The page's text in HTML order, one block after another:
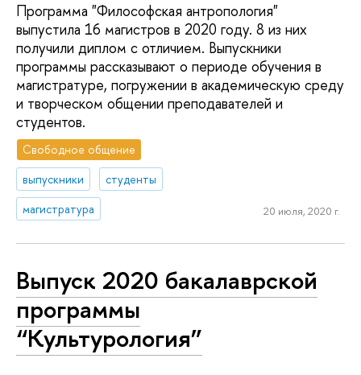
Программа "Философская антропология"
выпустила 16 магистров в 2020 году. 8 из них
получили диплом с отличием. Выпускники
программы рассказывают о периоде обучения в
магистратуре, погружении в академическую среду
и творческом общении преподавателей и
студентов.
Свободное общение
выпускники
студенты
магистратура
20 июля, 2020 г.
Выпуск 2020 бакалаврской
программы
“Культурология”